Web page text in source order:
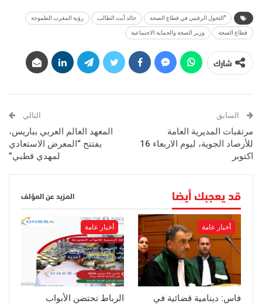
"التحول الرقمي في قطاع الصحة خالد آيت الطالب رؤية المغرب الطموحة
قطاع الصحة وزير الصحة والحماية الاجتماعية
شارك
السابق
مرتقبات المديرية العامة
للأرصاد الجوية، ليوم الاربعاء 16
اكتوبر
التالي
المعهد العالم العربي بباريس،
يفتتح “المعرض الاستعادي
لمهدي قطبي”
قد يعجبك أيضا المزيد عن المؤلف
أخبار عامة
فاس: دينامية قضائية في
أخبار عامة
الرباط تحتضن الأبواب